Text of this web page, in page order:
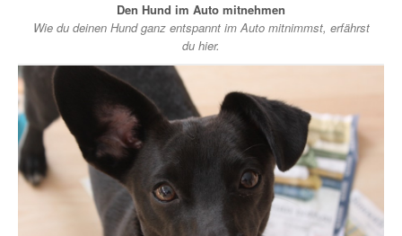
Den Hund im Auto mitnehmen
Wie du deinen Hund ganz entspannt im Auto mitnimmst, erfährst
du hier.